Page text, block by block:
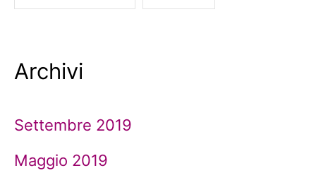
Archivi
Settembre 2019
Maggio 2019